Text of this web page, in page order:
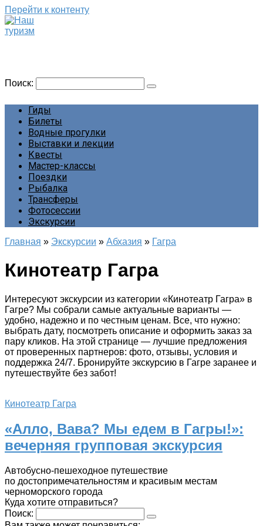
Перейти к контенту
Поиск:
Гиды
Билеты
Водные прогулки
Выставки и лекции
Квесты
Мастер-классы
Поездки
Рыбалка
Трансферы
Фотосессии
Экскурсии
Главная » Экскурсии » Абхазия » Гагра
Кинотеатр Гагра
Интересуют экскурсии из категории «Кинотеатр Гагра» в
Гагре? Мы собрали самые актуальные варианты —
удобно, надежно и по честным ценам. Все, что нужно:
выбрать дату, посмотреть описание и оформить заказ за
пару кликов. На этой странице — лучшие предложения
от проверенных партнеров: фото, отзывы, условия и
поддержка 24/7. Бронируйте экскурсию в Гагре заранее и
путешествуйте без забот!
Кинотеатр Гагра
«Алло, Вава? Мы едем в Гагры!»:
вечерняя групповая экскурсия
Автобусно-пешеходное путешествие
по достопримечательностям и красивым местам
черноморского города
Куда хотите отправиться?
Поиск: